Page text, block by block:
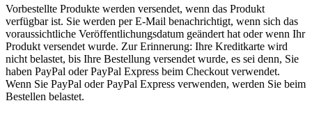
Vorbestellte Produkte werden versendet, wenn das Produkt
verfügbar ist. Sie werden per E-Mail benachrichtigt, wenn sich das
voraussichtliche Veröffentlichungsdatum geändert hat oder wenn Ihr
Produkt versendet wurde. Zur Erinnerung: Ihre Kreditkarte wird
nicht belastet, bis Ihre Bestellung versendet wurde, es sei denn, Sie
haben PayPal oder PayPal Express beim Checkout verwendet.
Wenn Sie PayPal oder PayPal Express verwenden, werden Sie beim
Bestellen belastet.